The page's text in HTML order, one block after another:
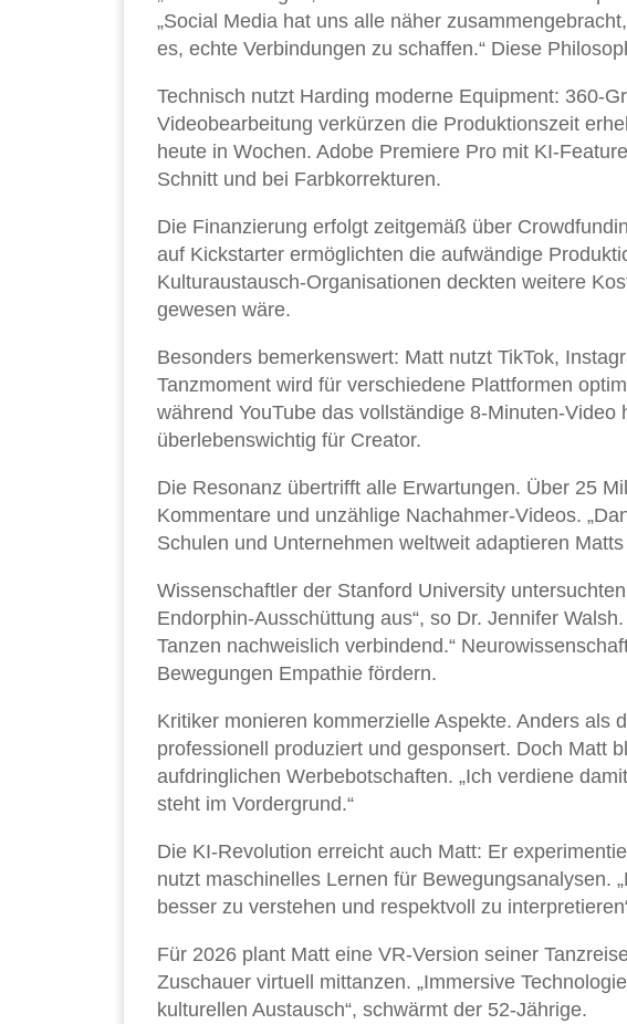
„Social Media hat uns alle näher
es, echte Verbindungen zu schaffen.“ Diese
Technisch nutzt Harding moderne Equipment: 360-
Videobearbeitung verkürzen die Produktionszeit
heute in Wochen. Adobe Premiere Pro mit KI-
Schnitt und bei Farbkorrekturen.
Die Finanzierung erfolgt zeitgemäß über
auf Kickstarter ermöglichten die aufwändige
Kulturaustausch-Organisationen deckten weitere
gewesen wäre.
Besonders bemerkenswert: Matt nutzt TikTok,
Tanzmoment wird für verschiedene Plattformen
während YouTube das vollständige 8-Minuten-
überlebenswichtig für Creator.
Die Resonanz übertrifft alle Erwartungen. Über 25
Kommentare und unzählige Nachahmer-Videos.
Schulen und Unternehmen weltweit adaptieren
Wissenschaftler der Stanford University
Endorphin-Ausschüttung aus“, so Dr. Jennifer
Tanzen nachweislich verbindend.“
Bewegungen Empathie fördern.
Kritiker monieren kommerzielle Aspekte. Anders als
professionell produziert und gesponsert. Doch Matt
aufdringlichen Werbebotschaften. „Ich verdiene
steht im Vordergrund.“
Die KI-Revolution erreicht auch Matt: Er
nutzt maschinelles Lernen für Bewegungsanalysen.
besser zu verstehen und respektvoll zu
Für 2026 plant Matt eine VR-Version seiner
Zuschauer virtuell mittanzen. „Immersive
kulturellen Austausch“, schwärmt der 52-Jährige.